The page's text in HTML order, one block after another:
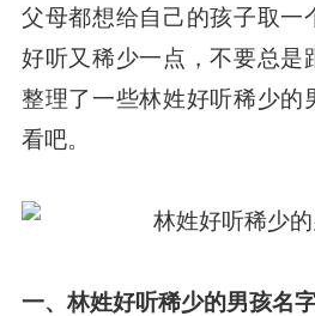
父母都想给自己的孩子取一
好听又稀少一点，不要总是
整理了一些林姓好听稀少的
看吧。
一、林姓好听稀少的男孩名